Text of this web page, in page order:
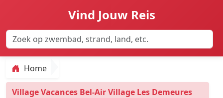
Vind Jouw Reis
Home
Village Vacances Bel-Air Village Les Demeures